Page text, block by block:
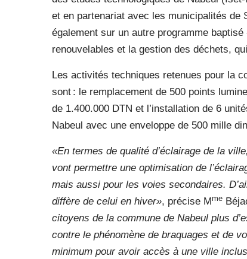
et en partenariat avec les municipalités de
également sur un autre programme
renouvelables et la gestion des déchets,
Les activités techniques retenues pour la
sont : le remplacement de 500 points
de 1.400.000 DTN et l’installation de 6
Nabeul avec une enveloppe de 500 mille
«En termes de qualité d’éclairage de la
vont permettre une optimisation de
mais aussi pour les voies secondaires.
diffère de celui en hiver», précise Mme
citoyens de la commune de Nabeul plus
contre le phénomène de braquages et de
minimum pour avoir accès à une ville